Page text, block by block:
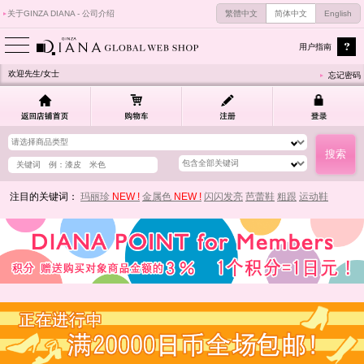
关于GINZA DIANA - 公司介绍 繁體中文 简体中文 English
用户指南
欢迎先生/女士 忘记密码
注目的关键词： 玛丽珍 NEW ! 金属色 NEW ! 闪闪发亮 芭蕾鞋 粗跟 运动鞋